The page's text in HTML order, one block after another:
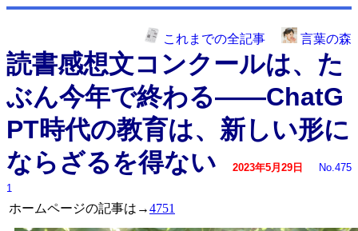
これまでの全記事 言葉の森
読書感想文コンクールは、た
ぶん今年で終わる――ChatG
PT時代の教育は、新しい形に
ならざるを得ない
2023年5月29日
No.475
1
ホームページの記事は→4751